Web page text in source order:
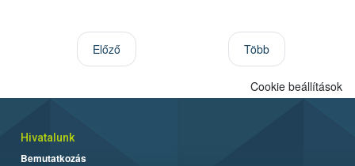
Előző Több
Cookie beállítások
Hivatalunk
Bemutatkozás